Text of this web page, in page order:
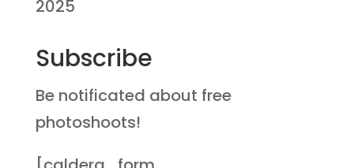
2025
Subscribe
Be notificated about free
photoshoots!